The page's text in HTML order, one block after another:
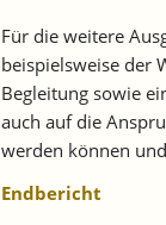
Für die weitere
beispielsweise der
Begleitung sowie
auch auf die
werden können
Endbericht